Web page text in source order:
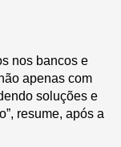
nos bancos e
apenas com
soluções e
resume, após a